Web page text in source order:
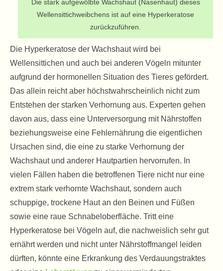
Die stark aufgewölbte Wachshaut (Nasenhaut) dieses
Wellensittichweibchens ist auf eine Hyperkeratose
zurückzuführen.
Die Hyperkeratose der Wachshaut wird bei
Wellensittichen und auch bei anderen Vögeln mitunter
aufgrund der hormonellen Situation des Tieres gefördert.
Das allein reicht aber höchstwahrscheinlich nicht zum
Entstehen der starken Verhornung aus. Experten gehen
davon aus, dass eine Unterversorgung mit Nährstoffen
beziehungsweise eine Fehlernährung die eigentlichen
Ursachen sind, die eine zu starke Verhornung der
Wachshaut und anderer Hautpartien hervorrufen. In
vielen Fällen haben die betroffenen Tiere nicht nur eine
extrem stark verhornte Wachshaut, sondern auch
schuppige, trockene Haut an den Beinen und Füßen
sowie eine raue Schnabeloberfläche. Tritt eine
Hyperkeratose bei Vögeln auf, die nachweislich sehr gut
ernährt werden und nicht unter Nährstoffmangel leiden
dürften, könnte eine Erkrankung des Verdauungstraktes